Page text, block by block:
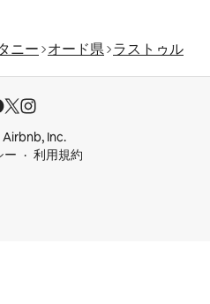
ニー オード県 ラストゥル
Inc.
ー
利用規約